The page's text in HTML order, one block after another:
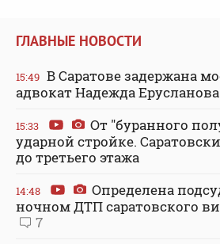
ГЛАВНЫЕ НОВОСТИ
15:49 В Саратове задержана
адвокат Надежда Ерусланова
15:33
От "буранного
ударной стройке.
до третьего этажа
14:48
Определена
ночном ДТП саратовского
7